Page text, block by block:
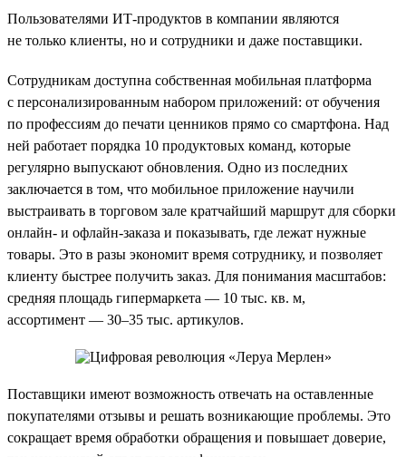
Пользователями ИТ-продуктов в компании являются
не только клиенты, но и сотрудники и даже поставщики.
Сотрудникам доступна собственная мобильная платформа
с персонализированным набором приложений: от обучения
по профессиям до печати ценников прямо со смартфона. Над
ней работает порядка 10 продуктовых команд, которые
регулярно выпускают обновления. Одно из последних
заключается в том, что мобильное приложение научили
выстраивать в торговом зале кратчайший маршрут для сборки
онлайн- и офлайн-заказа и показывать, где лежат нужные
товары. Это в разы экономит время сотруднику, и позволяет
клиенту быстрее получить заказ. Для понимания масштабов:
средняя площадь гипермаркета — 10 тыс. кв. м,
ассортимент — 30–35 тыс. артикулов.
Поставщики имеют возможность отвечать на оставленные
покупателями отзывы и решать возникающие проблемы. Это
сокращает время обработки обращения и повышает доверие,